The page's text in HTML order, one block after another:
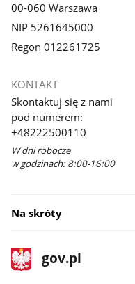
00-060 Warszawa
NIP 5261645000
Regon 012261725
KONTAKT
Skontaktuj się z nami
pod numerem:
+48222500110
W dni robocze
w godzinach: 8:00-16:00
Na skróty
stopka
gov.pl
Strona
gov.pl